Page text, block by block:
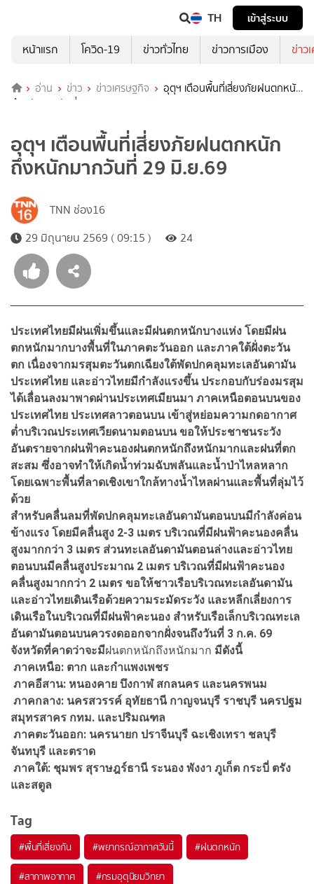
TH
เข้าสู่ระบบ
หน้าแรก
โควิด-19 ข่าวทั่วไทย ข่าวการเมือง ข่าว
อ่าน ข่าว ข่าวเศรษฐกิจ
อุตุฯ เตือนพื้นที่เสี่ยงภัยฝนตกหนัก
ถึงหนักมากวันที่ 29 มิ.ย.69
อุตุฯ เตือนพื้นที่เสี่ยงภัยฝนตกหนัก
ถึงหนักมากวันที่ 29 มิ.ย.69
TNN ช่อง16
29 มิถุนายน 2569 ( 09:15 )
24
ประเทศไทยมีฝนเพิ่มขึ้นและมีฝนตกหนักบางแห่ง โดยมีฝน
ตกหนักมากบางพื้นที่ในภาคตะวันออก และภาคใต้ฝั่งตะวัน
ตก เนื่องจากมรสุมตะวันตกเฉียงใต้พัดปกคลุมทะเลอันดามัน
ประเทศไทย และอ่าวไทยมีกำลังแรงขึ้น ประกอบกับร่องมรสุม
ได้เลื่อนลงมาพาดผ่านประเทศเมียนมา ภาคเหนือตอนบนของ
ประเทศไทย ประเทศลาวตอนบน เข้าสู่หย่อมความกดอากาศ
ต่ำบริเวณประเทศเวียดนามตอนบน ขอให้ประชาชนระวัง
อันตรายจากฝนฟ้าคะนองฝนตกหนักถึงหนักมากและฝนที่ตก
สะสม ซึ่งอาจทำให้เกิดน้ำท่วมฉับพลันและน้ำป่าไหลหลาก
โดยเฉพาะพื้นที่ลาดเชิงเขาใกล้ทางน้ำไหลผ่านและพื้นที่ลุ่มไว้
ด้วย
สำหรับคลื่นลมที่พัดปกคลุมทะเลอันดามันตอนบนมีกำลังค่อน
ข้างแรง โดยมีคลื่นสูง 2-3 เมตร บริเวณที่มีฝนฟ้าคะนองคลื่น
สูงมากกว่า 3 เมตร ส่วนทะเลอันดามันตอนล่างและอ่าวไทย
ตอนบนมีคลื่นสูงประมาณ 2 เมตร บริเวณที่มีฝนฟ้าคะนอง
คลื่นสูงมากกว่า 2 เมตร ขอให้ชาวเรือบริเวณทะเลอันดามัน
และอ่าวไทยเดินเรือด้วยความระมัดระวัง และหลีกเลี่ยงการ
เดินเรือในบริเวณที่มีฝนฟ้าคะนอง สำหรับเรือเล็กบริเวณทะเล
อันดามันตอนบนควรงดออกจากฝั่งจนถึงวันที่ 3 ก.ค. 69
จังหวัดที่คาดว่าจะมีฝนตกหนักถึงหนักมาก มีดังนี้
ภาคเหนือ: ตาก และกำแพงเพชร
ภาคอีสาน: หนองคาย บึงกาฬ สกลนคร และนครพนม
ภาคกลาง: นครสวรรค์ อุทัยธานี กาญจนบุรี ราชบุรี นครปฐม
สมุทรสาคร กทม. และปริมณฑล
ภาคตะวันออก: นครนายก ปราจีนบุรี ฉะเชิงเทรา ชลบุรี
จันทบุรี และตราด
ภาคใต้: ชุมพร สุราษฎร์ธานี ระนอง พังงา ภูเก็ต กระบี่ ตรัง
และสตูล
Tag
#พื้นที่เสี่ยงภัน #พยากรณ์อากาศวันนี้ #ฝนตกหนัก
#สาภาพอากาศ #กรมอุตุนิยมวิทยา